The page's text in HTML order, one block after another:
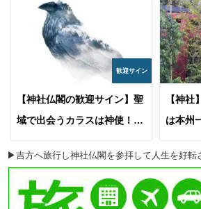
歓迎サイン
【神社仏閣の歓迎サイン】聖
域で出会うカラスは神使！カ
です
【神
は本州
▶吉方へ旅行し神社仏閣を参拝して人生を好転